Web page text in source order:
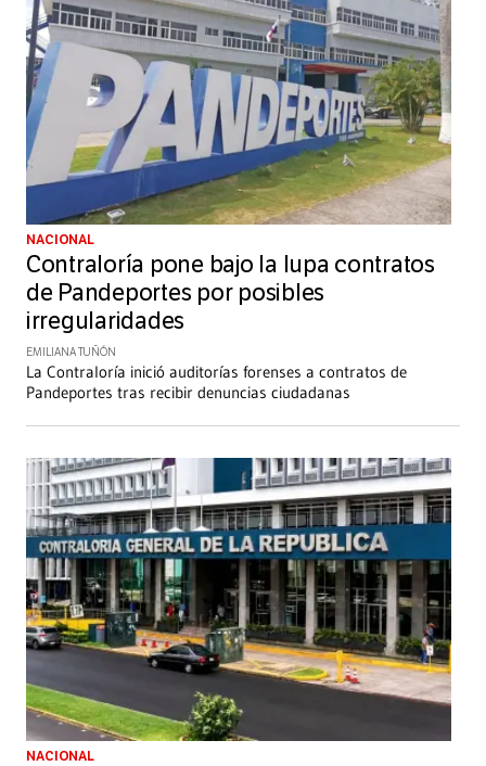
NACIONAL
Contraloría pone bajo la lupa contratos
de Pandeportes por posibles
irregularidades
EMILIANA TUÑÓN
La Contraloría inició auditorías forenses a contratos de
Pandeportes tras recibir denuncias ciudadanas
NACIONAL